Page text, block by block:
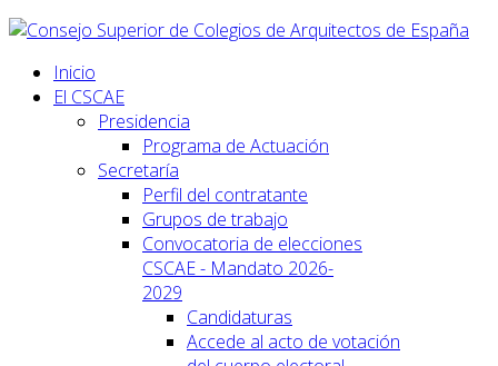
Inicio
El CSCAE
Presidencia
Programa de Actuación
Secretaría
Perfil del contratante
Grupos de trabajo
Convocatoria de elecciones
CSCAE - Mandato 2026-
2029
Candidaturas
Accede al acto de votación